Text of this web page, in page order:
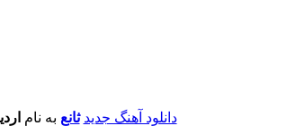
دانلود آهنگ جدید ثانع به نام